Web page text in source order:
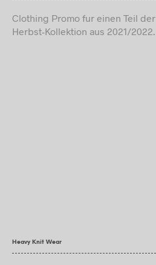
Clothing Promo fur einen Teil der
Herbst-Kollektion aus 2021/2022.
Heavy Knit Wear